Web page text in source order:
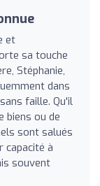
et
sa touche
Stéphanie,
dans
faille. Qu'il
biens ou de
sont salués
capacité à
souvent